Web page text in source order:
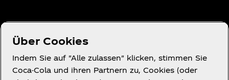
Brauchst du Hilfe?
Über Cookies
Indem Sie auf "Alle zulassen" klicken, stimmen Sie
Coca-Cola und ihren Partnern zu, Cookies (oder